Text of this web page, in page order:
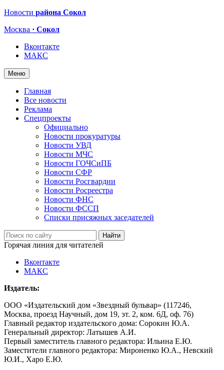
Новости района Сокол
Москва · Сокол
Вконтакте
МАКС
Меню
Главная
Все новости
Реклама
Спецпроекты
Официально
Новости прокуратуры
Новости УВД
Новости МЧС
Новости ГОЧСиПБ
Новости СФР
Новости Росгвардии
Новости Росреестра
Новости ФНС
Новости ФССП
Списки присяжных заседателей
Горячая линия для читателей
Вконтакте
МАКС
Издатель:
ООО «Издательский дом «Звездный бульвар» (117246,
Москва, проезд Научный, дом 19, эт. 2, ком. 6Д, оф. 76)
Главный редактор издательского дома: Сорокин Ю.А.
Генеральный директор: Латышев А.И.
Первый заместитель главного редактора: Ильина Е.Ю.
Заместители главного редактора: Мироненко Ю.А., Невский
Ю.И., Харо Е.Ю.